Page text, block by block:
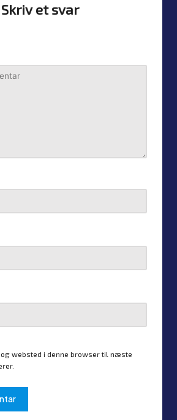
Skriv et svar
og websted i denne browser til næste